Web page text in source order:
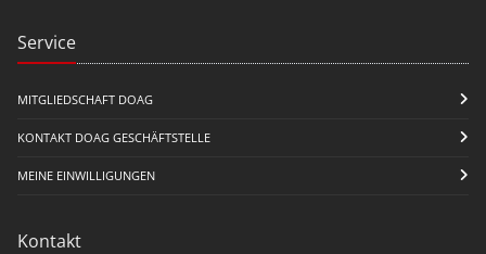
Service
MITGLIEDSCHAFT DOAG
KONTAKT DOAG GESCHÄFTSTELLE
MEINE EINWILLIGUNGEN
Kontakt